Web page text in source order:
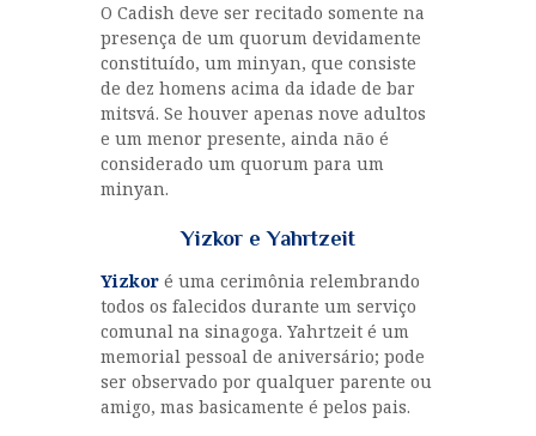
O Cadish deve ser recitado somente na
presença de um quorum devidamente
constituído, um minyan, que consiste
de dez homens acima da idade de bar
mitsvá. Se houver apenas nove adultos
e um menor presente, ainda não é
considerado um quorum para um
minyan.
Yizkor e Yahrtzeit
Yizkor é uma cerimônia relembrando
todos os falecidos durante um serviço
comunal na sinagoga. Yahrtzeit é um
memorial pessoal de aniversário; pode
ser observado por qualquer parente ou
amigo, mas basicamente é pelos pais.